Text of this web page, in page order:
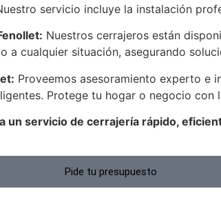
servicio incluye la instalación
Nuestros cerrajeros están
a cualquier situación, asegurando
Proveemos asesoramiento experto e
Protege tu hogar o negocio con
servicio de cerrajería rápido,
Pide tu presupuesto